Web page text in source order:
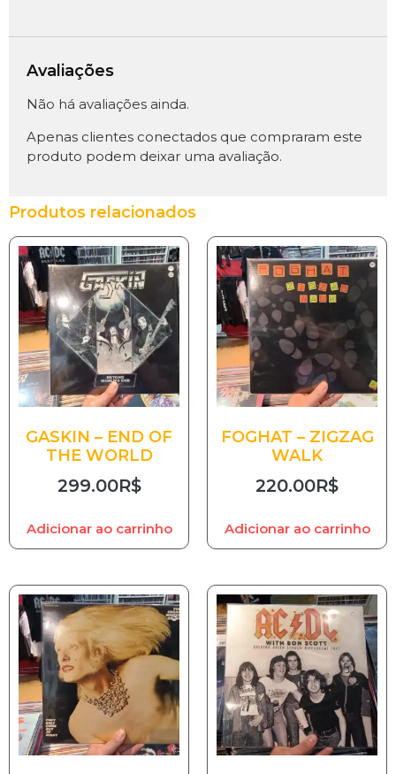
Avaliações
Não há avaliações ainda.
Apenas clientes conectados que compraram este
produto podem deixar uma avaliação.
Produtos relacionados
GASKIN – END OF
THE WORLD
299.00R$
Adicionar ao carrinho
FOGHAT – ZIGZAG
WALK
220.00R$
Adicionar ao carrinho